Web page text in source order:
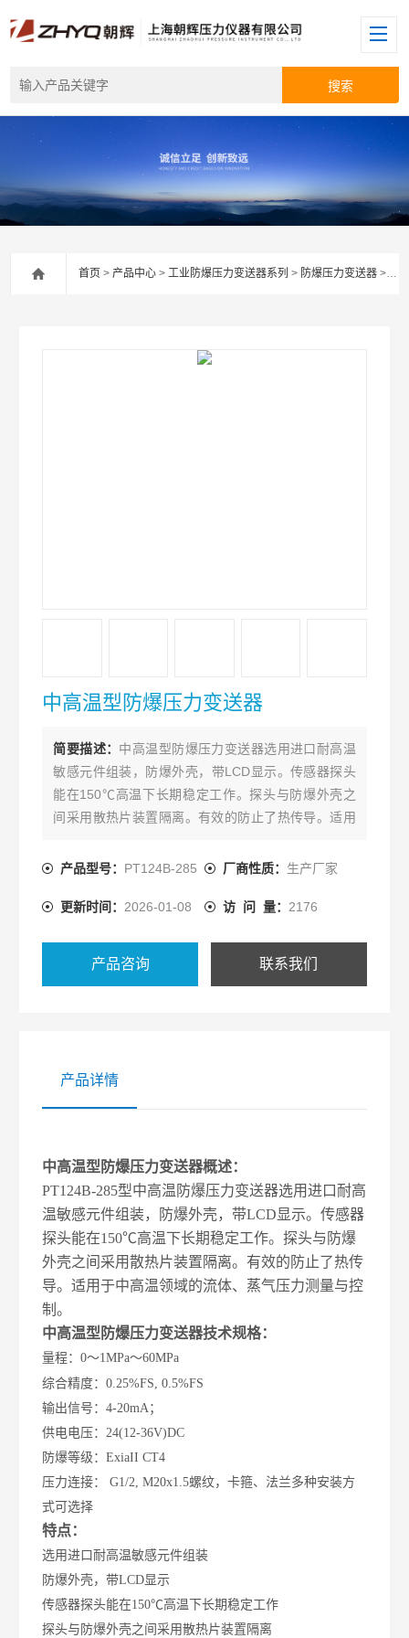
首页 >产品中心 >工业防爆压力变送器系列 > 防爆压力变送器 > PT124B-285中高温型防爆压力变送器
中高温型防爆压力变送器
简要描述： 中高温型防爆压力变送器选用进口耐高温
敏感元件组装，防爆外壳，带LCD显示。传感器探头
能在150℃高温下长期稳定工作。探头与防爆外壳之
间采用散热片装置隔离。有效的防止了热传导。适用
产品型号： PT124B-285 厂商性质： 生产厂家
更新时间： 2026-01-08 访 问 量： 2176
产品咨询 联系我们
产品详情
中高温型防爆压力变送器概述：
PT124B-285型中高温防爆压力变送器选用进口耐高
温敏感元件组装，防爆外壳，带LCD显示。传感器
探头能在150℃高温下长期稳定工作。探头与防爆
外壳之间采用散热片装置隔离。有效的防止了热传
导。适用于中高温领域的流体、蒸气压力测量与控
制。
中高温型防爆压力变送器技术规格：
量程：0～1MPa～60MPa
综合精度：0.25%FS, 0.5%FS
输出信号：4-20mA；
供电电压：24(12-36V)DC
防爆等级：ExiaII CT4
压力连接： G1/2, M20x1.5螺纹，卡箍、法兰多种安装方
式可选择
特点：
选用进口耐高温敏感元件组装
防爆外壳，带LCD显示
传感器探头能在150℃高温下长期稳定工作
探头与防爆外壳之间采用散热片装置隔离